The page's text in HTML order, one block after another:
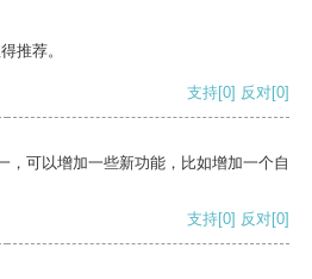
推荐。
支持[0] 反对[0]
，可以增加一些新功能，比如增加一个自
支持[0] 反对[0]